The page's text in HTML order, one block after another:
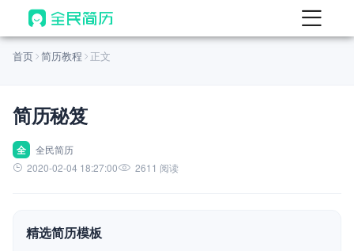
首页
AI 生成简历
AI 优化简历
AI 翻译简历
AI 模拟面试
首页 简历教程 正文
简历秘笈
全
全民简历
2020-02-04 18:27:00
2611 阅读
精选简历模板